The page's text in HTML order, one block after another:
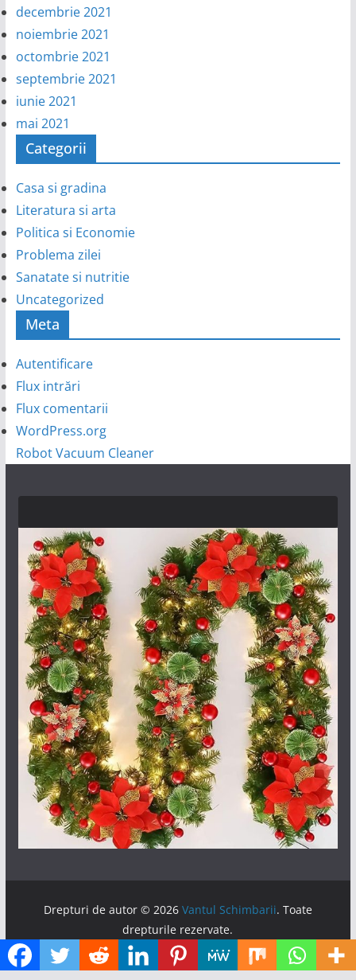
decembrie 2021
noiembrie 2021
octombrie 2021
septembrie 2021
iunie 2021
mai 2021
Categorii
Casa si gradina
Literatura si arta
Politica si Economie
Problema zilei
Sanatate si nutritie
Uncategorized
Meta
Autentificare
Flux intrări
Flux comentarii
WordPress.org
Robot Vacuum Cleaner
Drepturi de autor © 2026 Vantul Schimbarii. Toate
drepturile rezervate.
Temă:ColorMag de ThemeGrill. Propulsat de WordPress .